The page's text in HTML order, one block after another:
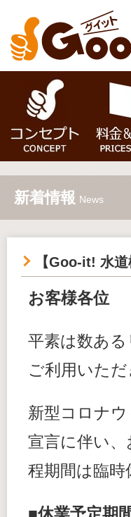
新着情報 News
【Goo-it! 水
お客様各位
平素は数あ
ご利用いた
新型コロナ
宣言に伴い
程期間は臨